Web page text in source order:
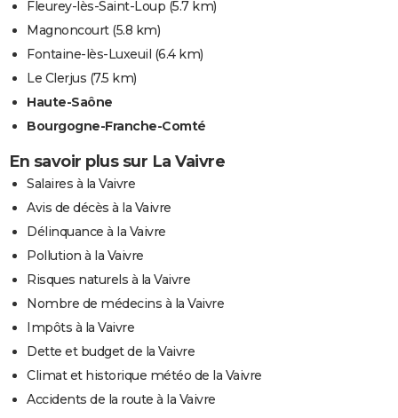
Fleurey-lès-Saint-Loup (5.7 km)
Magnoncourt(5.8 km)
Fontaine-lès-Luxeuil (6.4 km)
Le Clerjus (7.5 km)
Haute-Saône
Bourgogne-Franche-Comté
En savoir plus sur La Vaivre
Salaires à la Vaivre
Avis de décès à la Vaivre
Délinquance à la Vaivre
Pollution à la Vaivre
Risques naturels à la Vaivre
Nombre de médecins à la Vaivre
Impôts à la Vaivre
Dette et budget de la Vaivre
Climat et historique météo de la Vaivre
Accidents de la route à la Vaivre